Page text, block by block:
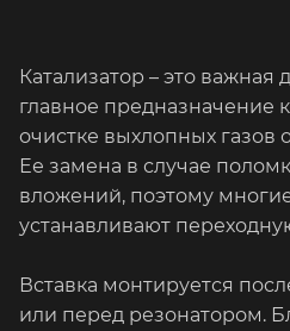
Катализатор – это важная
главное предназначение
очистке выхлопных газов
Ее замена в случае
вложений, поэтому
устанавливают
Вставка монтируется
или перед резонатором.